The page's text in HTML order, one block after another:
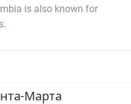
is also known for
Марта